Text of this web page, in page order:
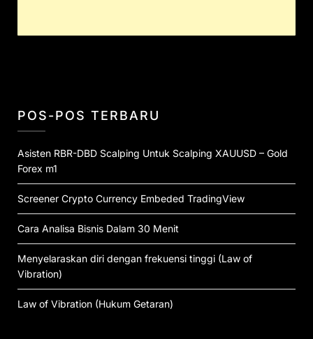
POS-POS TERBARU
Asisten RBR-DBD Scalping Untuk Scalping XAUUSD – Gold
Forex m1
Screener Crypto Currency Embeded TradingView
Cara Analisa Bisnis Dalam 30 Menit
Menyelaraskan diri dengan frekuensi tinggi (Law of
Vibration)
Law of Vibration (Hukum Getaran)